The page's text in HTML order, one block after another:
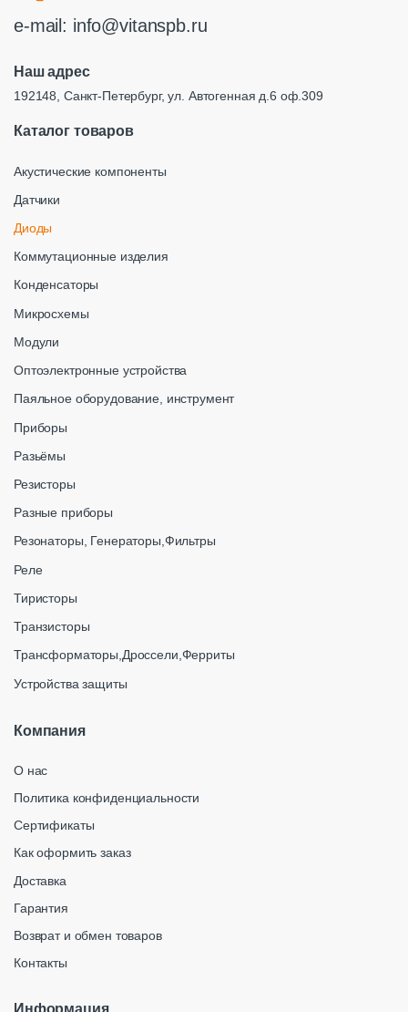
e-mail: info@vitanspb.ru
Наш адрес
192148, Санкт-Петербург, ул. Автогенная д.6 оф.309
Каталог товаров
Акустические компоненты
Датчики
Диоды
Коммутационные изделия
Конденсаторы
Микросхемы
Модули
Оптоэлектронные устройства
Паяльное оборудование, инструмент
Приборы
Разьёмы
Резисторы
Разные приборы
Резонаторы, Генераторы,Фильтры
Реле
Тиристоры
Транзисторы
Трансформаторы,Дроссели,Ферриты
Устройства защиты
Компания
О нас
Политика конфиденциальности
Сертификаты
Как оформить заказ
Доставка
Гарантия
Возврат и обмен товаров
Контакты